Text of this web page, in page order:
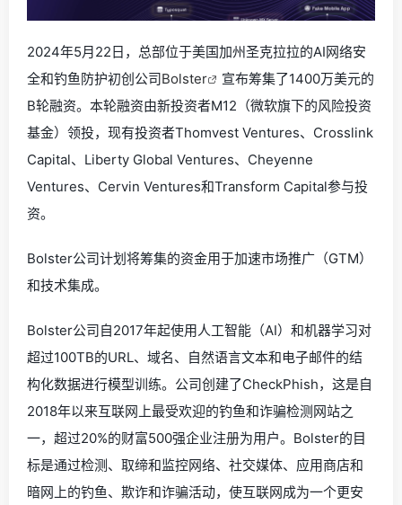
2024年5月22日，总部位于美国加州圣克拉拉的AI网络安
全和钓鱼防护初创公司Bolster
宣布筹集了1400万美元的
B轮融资。本轮融资由新投资者M12（微软旗下的风险投资
基金）领投，现有投资者Thomvest Ventures、Crosslink
Capital、Liberty Global Ventures、Cheyenne
Ventures、Cervin Ventures和Transform Capital参与投
资。
Bolster公司计划将筹集的资金用于加速市场推广（GTM）
和技术集成。
Bolster公司自2017年起使用人工智能（AI）和机器学习对
超过100TB的URL、域名、自然语言文本和电子邮件的结
构化数据进行模型训练。公司创建了CheckPhish，这是自
2018年以来互联网上最受欢迎的钓鱼和诈骗检测网站之
一，超过20%的财富500强企业注册为用户。Bolster的目
标是通过检测、取缔和监控网络、社交媒体、应用商店和
暗网上的钓鱼、欺诈和诈骗活动，使互联网成为一个更安